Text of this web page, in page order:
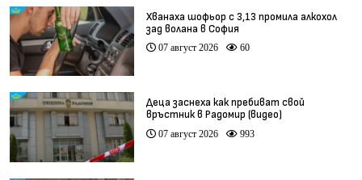
Хванаха шофьор с 3,13 промила алкохол
зад волана в София
07 август 2026 60
Деца заснеха как пребиват свой
връстник в Радомир (видео)
07 август 2026 993